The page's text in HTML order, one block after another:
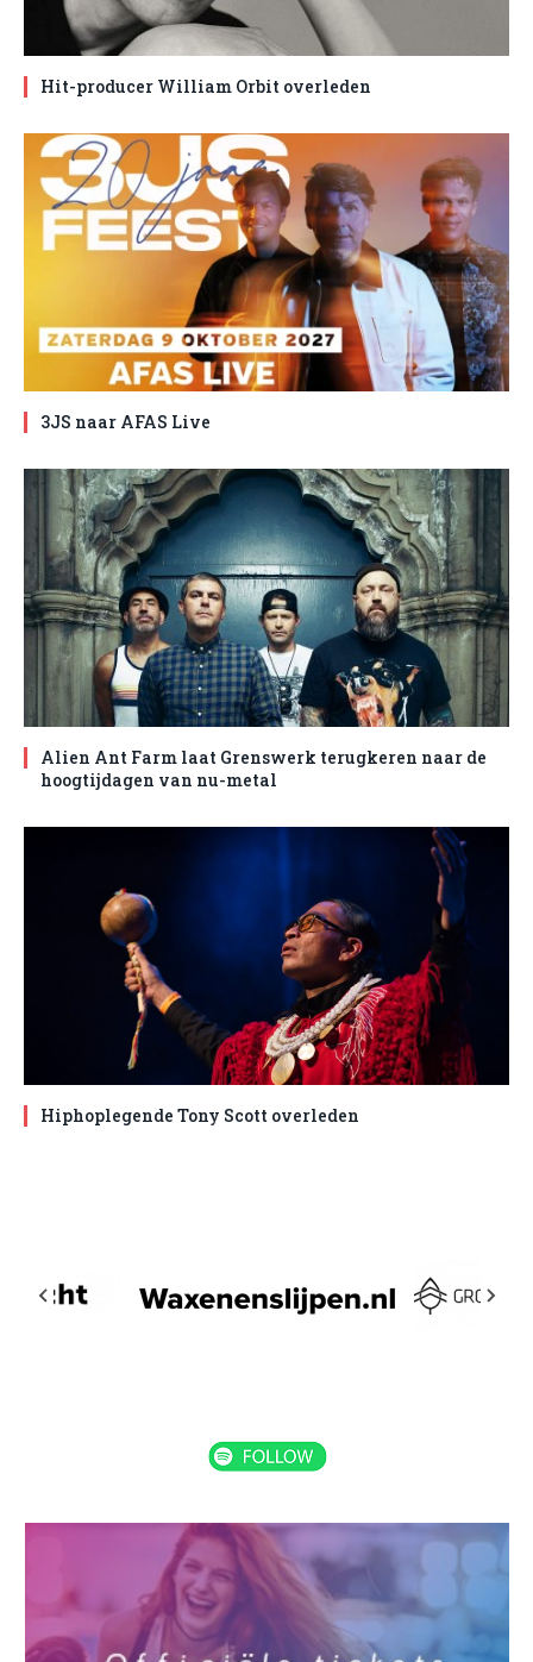
Hit-producer William Orbit overleden
3JS naar AFAS Live
Alien Ant Farm laat Grenswerk terugkeren naar de
hoogtijdagen van nu-metal
Hiphoplegende Tony Scott overleden